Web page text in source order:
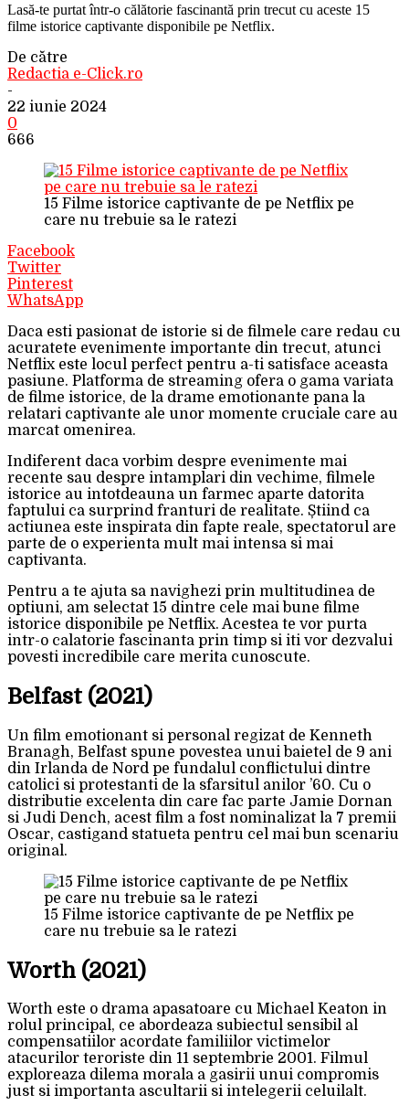
Lasă-te purtat într-o călătorie fascinantă prin trecut cu aceste 15
filme istorice captivante disponibile pe Netflix.
De către
Redactia e-Click.ro
-
22 iunie 2024
0
666
15 Filme istorice captivante de pe Netflix pe
care nu trebuie sa le ratezi
Facebook
Twitter
Pinterest
WhatsApp
Daca esti pasionat de istorie si de filmele care redau cu
acuratete evenimente importante din trecut, atunci
Netflix este locul perfect pentru a-ti satisface aceasta
pasiune. Platforma de streaming ofera o gama variata
de filme istorice, de la drame emotionante pana la
relatari captivante ale unor momente cruciale care au
marcat omenirea.
Indiferent daca vorbim despre evenimente mai
recente sau despre intamplari din vechime, filmele
istorice au intotdeauna un farmec aparte datorita
faptului ca surprind franturi de realitate. Știind ca
actiunea este inspirata din fapte reale, spectatorul are
parte de o experienta mult mai intensa si mai
captivanta.
Pentru a te ajuta sa navighezi prin multitudinea de
optiuni, am selectat 15 dintre cele mai bune filme
istorice disponibile pe Netflix. Acestea te vor purta
intr-o calatorie fascinanta prin timp si iti vor dezvalui
povesti incredibile care merita cunoscute.
Belfast (2021)
Un film emotionant si personal regizat de Kenneth
Branagh, Belfast spune povestea unui baietel de 9 ani
din Irlanda de Nord pe fundalul conflictului dintre
catolici si protestanti de la sfarsitul anilor ’60. Cu o
distributie excelenta din care fac parte Jamie Dornan
si Judi Dench, acest film a fost nominalizat la 7 premii
Oscar, castigand statueta pentru cel mai bun scenariu
original.
15 Filme istorice captivante de pe Netflix pe
care nu trebuie sa le ratezi
Worth (2021)
Worth este o drama apasatoare cu Michael Keaton in
rolul principal, ce abordeaza subiectul sensibil al
compensatiilor acordate familiilor victimelor
atacurilor teroriste din 11 septembrie 2001. Filmul
exploreaza dilema morala a gasirii unui compromis
just si importanta ascultarii si intelegerii celuilalt.